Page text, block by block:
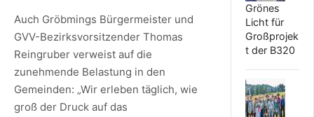
Auch Gröbmings Bürgermeister und
GVV-Bezirksvorsitzender Thomas
Reingruber verweist auf die
zunehmende Belastung in den
Gemeinden: „Wir erleben täglich, wie
groß der Druck auf das
Grönes
Licht für
Großprojek
t der B320